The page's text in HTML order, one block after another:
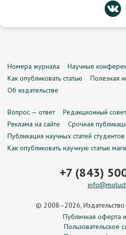
Номера журнала Научные
Как опубликовать статью
Полезная
Об издательстве
Вопрос — ответ Редакционный совет
Реклама на сайте
Срочная
Публикация научных статей студентов
Как опубликовать научную статью
+7 (843)
© 2008–2026,
Публичная оферта
Пользовательское